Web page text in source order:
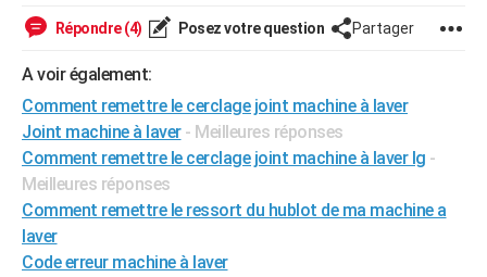
Destinations
City break
Voyage nature
Voyage de noces
Forum
Climat
PHOTO
GUIDES D'ACHAT
BONS PLANS
CARTE DE VOEUX
Carte de Noël
Carte Bonne année
Carte Saint-Valentin
Carte Pâques
Carte d'anniversaire
DICTIONNAIRE
Dictionnaire
Biographies
Citations
Expressions
Proverbes
PROGRAMME TV
Répondre (4) Posez votre question Partager
A voir également:
Comment remettre le cerclage joint machine à laver
Joint machine à laver - Meilleures réponses
Comment remettre le cerclage joint machine à laver lg -
Meilleures réponses
Comment remettre le ressort du hublot de ma machine a
laver
Code erreur machine à laver